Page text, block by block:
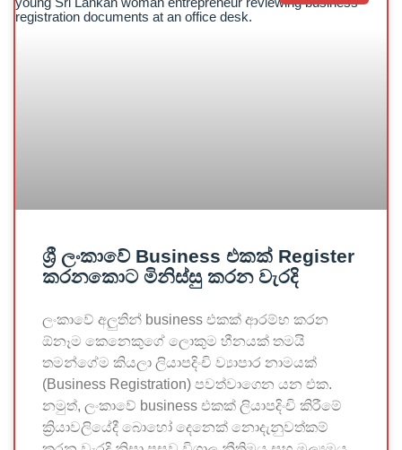
ශ්‍රී ලංකාවේ Business එකක් Register
කරනකොට මිනිස්සු කරන වැරදි
ලංකාවේ අලුතින් business එකක් ආරම්භ කරන
ඕනෑම කෙනෙකුගේ ලොකුම හීනයක් තමයි
තමන්ගේම කියලා ලියාපදිංචි ව්‍යාපාර නාමයක්
(Business Registration) පවත්වාගෙන යන එක.
නමුත්, ලංකාවේ business එකක් ලියාපදිංචි කිරීමේ
ක්‍රියාවලියේදී බොහෝ දෙනෙක් නොදැනුවත්කම්